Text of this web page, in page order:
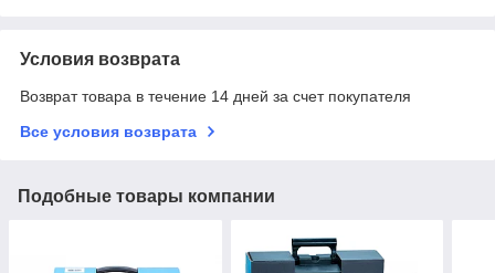
Условия возврата
Возврат товара в течение 14 дней за счет покупателя
Все условия возврата
Подобные товары компании